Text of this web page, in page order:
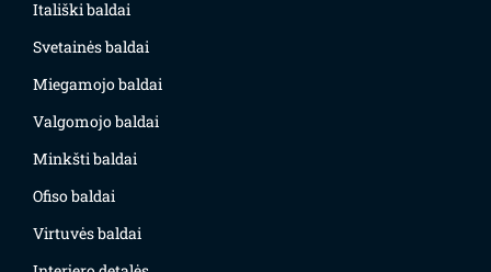
Itališki baldai
Svetainės baldai
Miegamojo baldai
Valgomojo baldai
Minkšti baldai
Ofiso baldai
Virtuvės baldai